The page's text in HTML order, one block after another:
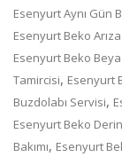
Esenyurt Aynı Gün
Esenyurt Beko
Esenyurt Beko
Tamircisi, Esenyurt
Buzdolabı Servisi,
Esenyurt Beko
Bakımı, Esenyurt